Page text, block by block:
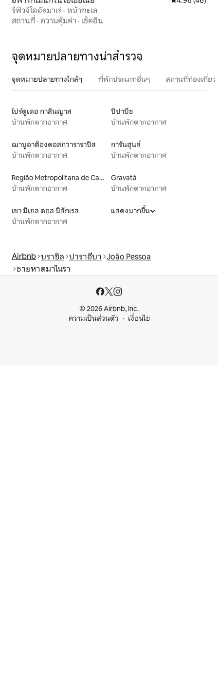
รีฟิวจิโออัลมาเร่ - หน้าทะเล
สถานที่ · ความคุ้มค่า · เช็คอิน
จุดหมายปลายทางน่าสำรวจ
จุดหมายปลายทางใกล้ๆ ที่พักประเภทอื่นๆ สถานที่ท่องเที่ย
โปร์ตูเดอ กาลินญาส
บ้านพักตากอากาศ
ปิปาบีช
บ้านพักตากอากาศ
ฌาบูอาต็องดอสกวาราราปิส
บ้านพักตากอากาศ
การันฮุนส์
บ้านพักตากอากาศ
Região Metropolitana de Campina Grande
บ้านพักตากอากาศ
Gravatá
บ้านพักตากอากาศ
เซา มิเกล ดอส มิลักเรส
บ้านพักตากอากาศ
แสดงมากขึ้น
Airbnb บราซิล ปาราอีบา João Pessoa
ชายหาดมาไนรา
© 2026 Airbnb, Inc.
ความเป็นส่วนตัว
เงื่อนไข